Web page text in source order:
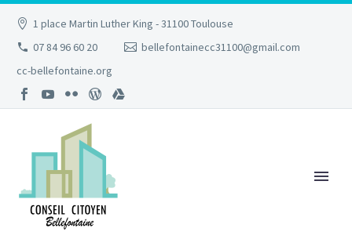
1 place Martin Luther King - 31100 Toulouse
07 84 96 60 20
bellefontainecc31100@gmail.com
cc-bellefontaine.org